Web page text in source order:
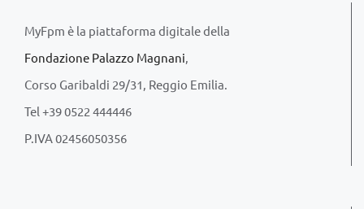
MyFpm è la piattaforma digitale della
Fondazione Palazzo Magnani,
Corso Garibaldi 29/31, Reggio Emilia.
Tel +39 0522 444446
P.IVA 02456050356